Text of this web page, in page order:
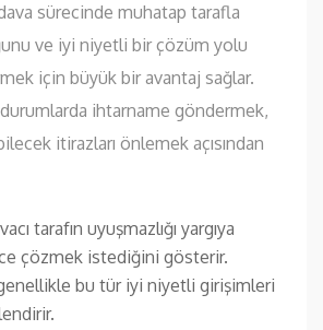
sürecinde muhatap tarafla
ve iyi niyetli bir çözüm yolu
için büyük bir avantaj sağlar.
durumlarda ihtarname göndermek,
itirazları önlemek açısından
tarafın uyuşmazlığı yargıya
çözmek istediğini gösterir.
bu tür iyi niyetli girişimleri